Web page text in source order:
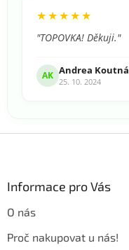
★★★★★
"TOPOVKA! Děkuji."
AK Andrea Koutná
25. 10. 2024
Informace pro Vás
O nás
Proč nakupovat u nás!